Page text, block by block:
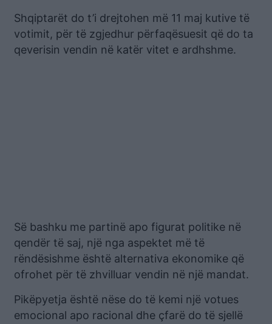
Shqiptarët do t’i drejtohen më 11 maj kutive të
votimit, për të zgjedhur përfaqësuesit që do ta
qeverisin vendin në katër vitet e ardhshme.
Së bashku me partinë apo figurat politike në
qendër të saj, një nga aspektet më të
rëndësishme është alternativa ekonomike që
ofrohet për të zhvilluar vendin në një mandat.
Pikëpyetja është nëse do të kemi një votues
emocional apo racional dhe çfarë do të sjellë